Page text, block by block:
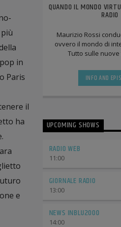
in
Paris
il
ha
e
QUANDO IL MONDO
RADIO
Maurizio Rossi
ovvero il mondo di
Tutto sulle
letteralmente
INFO AND
UPCOMING SHOWS
RADIO WEB
11:00
GIORNALE RADIO
13:00
NEWS INBLU2000
14:00